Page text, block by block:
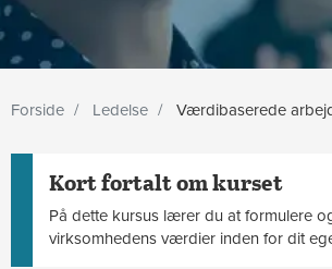
Forside Ledelse Værdibaserede
Kort fortalt om kurset
På dette kursus lærer du at formulere
virksomhedens værdier inden for dit